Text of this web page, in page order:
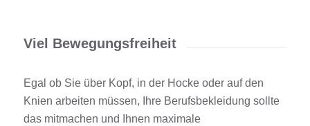
Viel Bewegungsfreiheit
Egal ob Sie über Kopf, in der Hocke oder auf den
Knien arbeiten müssen, Ihre Berufsbekleidung sollte
das mitmachen und Ihnen maximale